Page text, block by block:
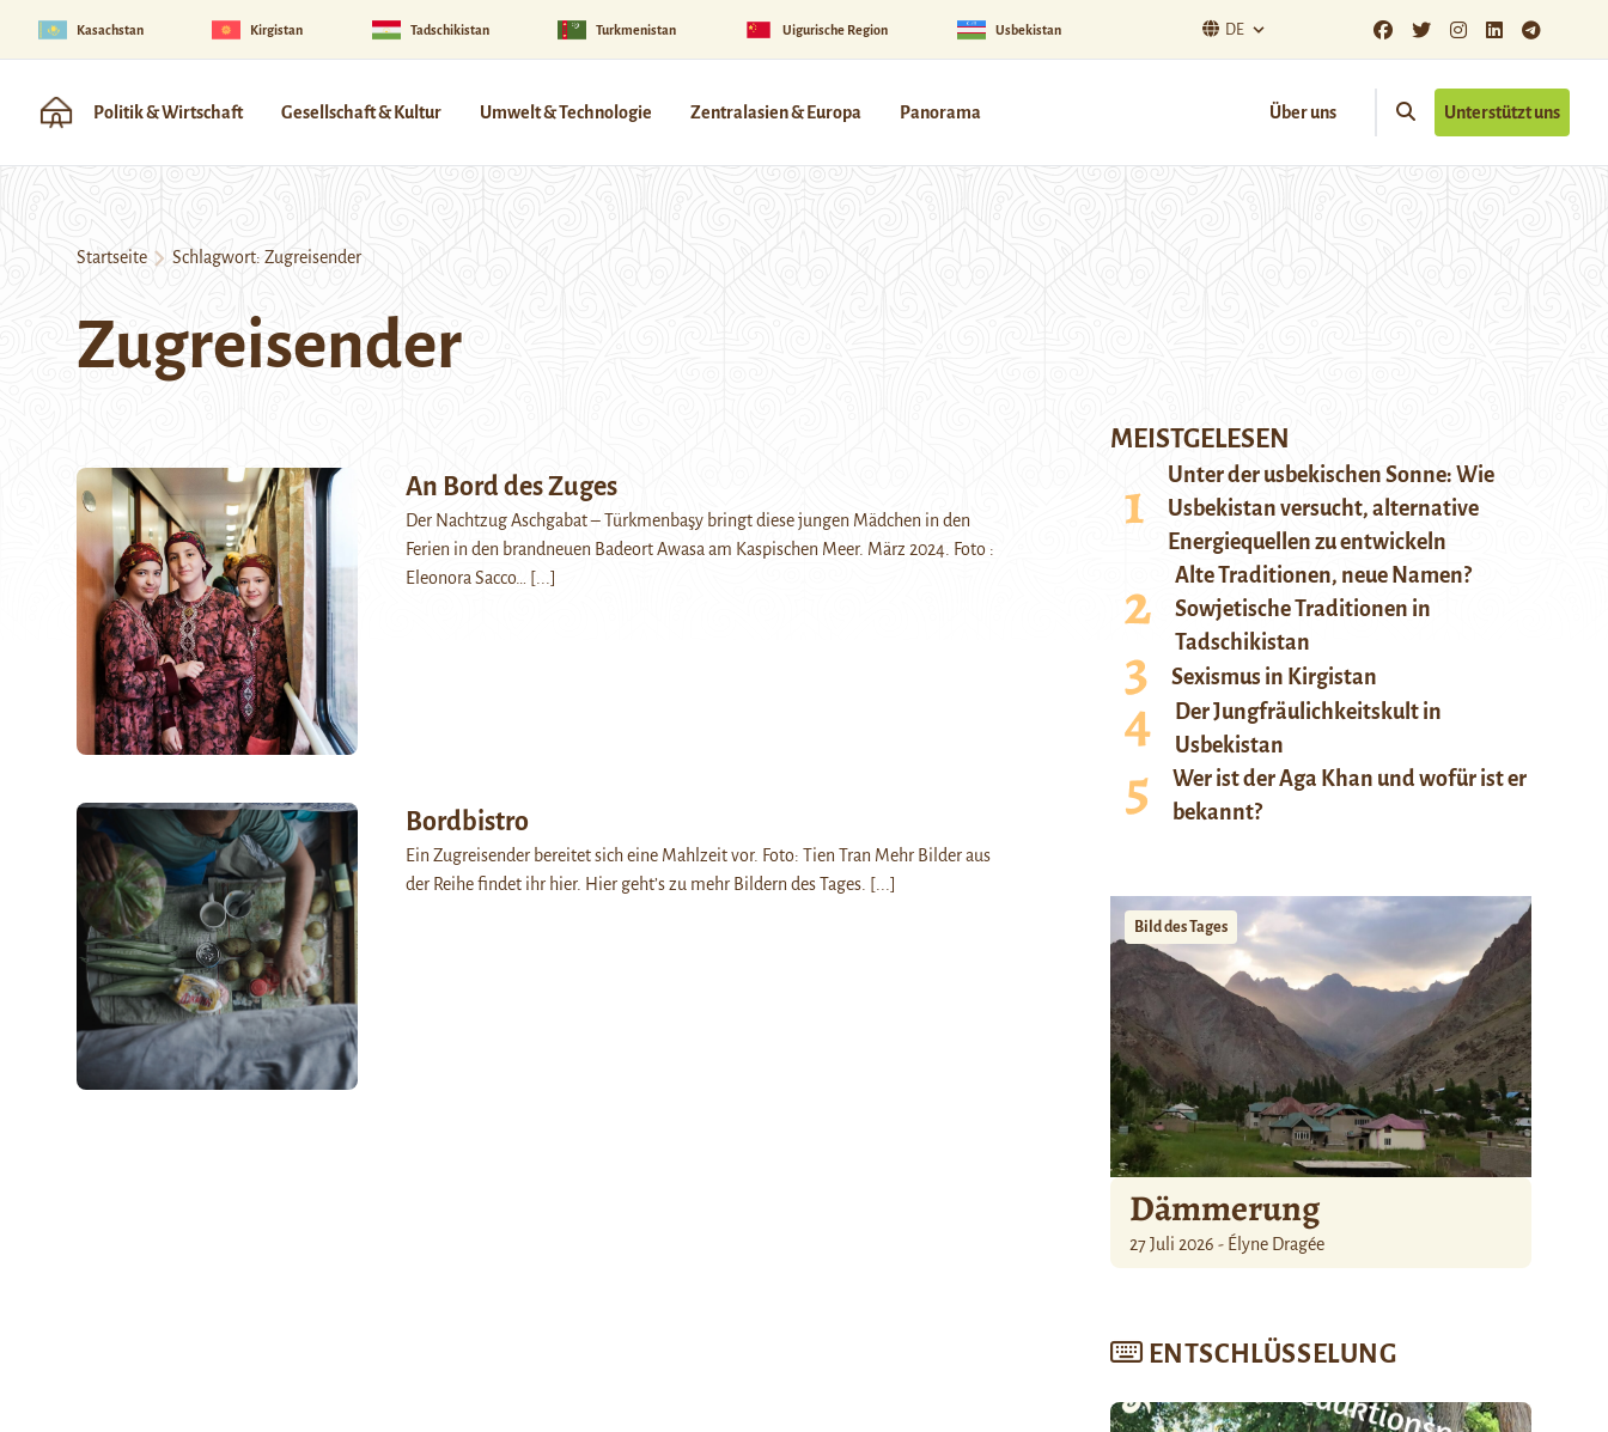
Kasachstan Kirgistan Tadschikistan Turkmenistan Uigurische Region Usbekistan DE
Politik & Wirtschaft Gesellschaft & Kultur Umwelt & Technologie Zentralasien & Europa Panorama Über uns Unterstützt uns
Startseite Schlagwort: Zugreisender
Zugreisender
An Bord des Zuges
Der Nachtzug Aschgabat – Türkmenbaşy bringt diese jungen Mädchen in den
Ferien in den brandneuen Badeort Awasa am Kaspischen Meer. März 2024. Foto :
Eleonora Sacco…
[...]
Bordbistro
Ein Zugreisender bereitet sich eine Mahlzeit vor. Foto: Tien Tran Mehr Bilder aus
der Reihe findet ihr hier. Hier geht’s zu mehr Bildern des Tages. [...]
MEISTGELESEN
Unter der usbekischen Sonne: Wie
Usbekistan versucht, alternative
Energiequellen zu entwickeln
Alte Traditionen, neue Namen?
Sowjetische Traditionen in
Tadschikistan
Sexismus in Kirgistan
Der Jungfräulichkeitskult in
Usbekistan
Wer ist der Aga Khan und wofür ist er
bekannt?
Bild des Tages
Dämmerung
27 Juli 2026 - Élyne Dragée
ENTSCHLÜSSELUNG